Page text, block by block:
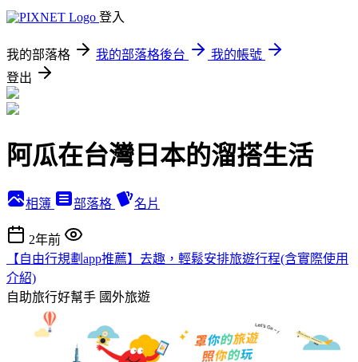
登入
我的部落格 我的部落格後台
我的帳號
登出
阿瓜在台灣日本的溜搭生活
相簿 部落格 名片
2年前
【自由行規劃app推薦】去趣，輕鬆安排旅遊行程(含實際使用
介紹)
自助旅行好幫手 國外旅遊